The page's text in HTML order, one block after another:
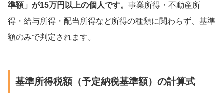
準額」が15万円以上の個人です。 事業所得・不動産所
得・給与所得・配当所得など所得の種類に関わらず、基準
額のみで判定されます。
基準所得税額（予定納税基準額）の計算式